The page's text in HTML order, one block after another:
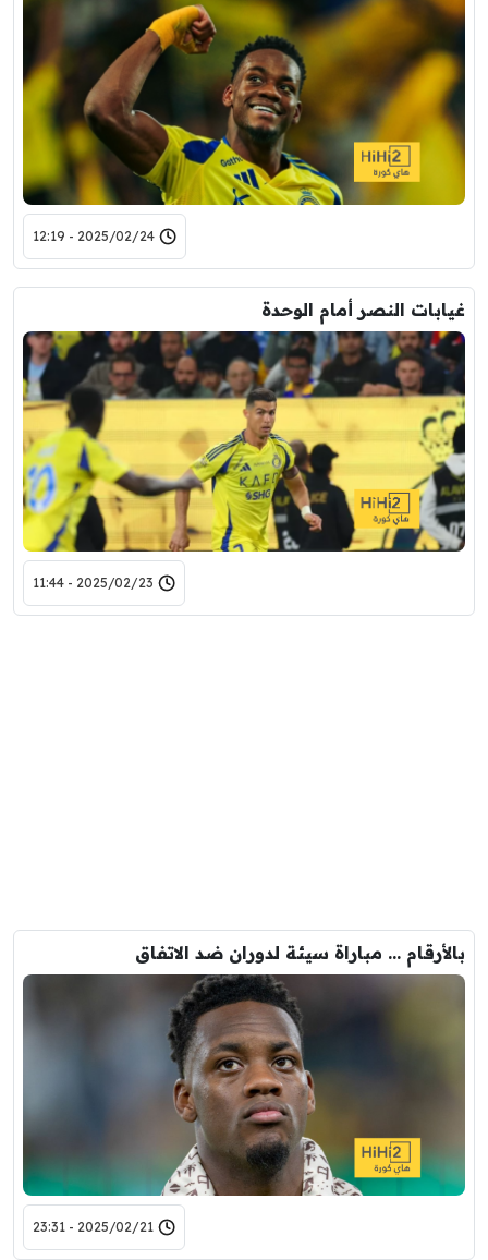
2025/02/24 - 12:19
غيابات النصر أمام الوحدة
2025/02/23 - 11:44
بالأرقام … مباراة سيئة لدوران ضد الاتفاق
2025/02/21 - 23:31